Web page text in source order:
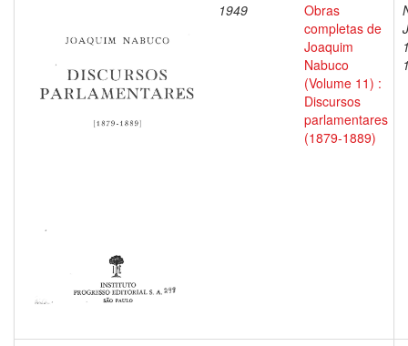
1949
Obras
completas de
Joaquim
Nabuco
(Volume 11) :
Discursos
parlamentares
(1879-1889)